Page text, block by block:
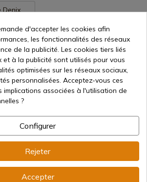
15 jours
d'accepter les cookies afin
les fonctionnalités des réseaux
de la publicité. Les cookies tiers liés
et à la publicité sont utilisés pour vous
optimisées sur les réseaux sociaux,
personnalisées. Acceptez-vous ces
implications associées à l'utilisation de
?
Configurer
Rejeter
Accepter